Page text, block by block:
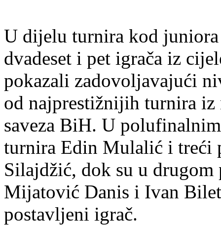
U dijelu turnira kod
dvadeset i pet igrača iz
pokazali zadovoljavajući
od najprestižnijih turnira iz
saveza BiH. U
turnira Edin Mulalić i treći
Silajdžić, dok su u
Mijatović Danis i Ivan
postavljeni igrač.